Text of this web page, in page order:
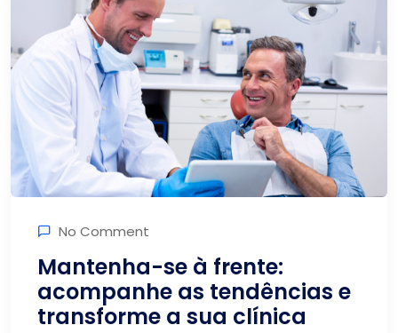
No Comment
Mantenha-se à frente:
acompanhe as tendências e
transforme a sua clínica